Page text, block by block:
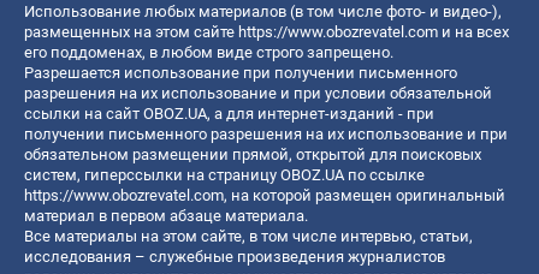
Использование любых материалов (в том числе фото- и видео-),
размещенных на этом сайте https://www.obozrevatel.com и на всех
его поддоменах, в любом виде строго запрещено.
Разрешается использование при получении письменного
разрешения на их использование и при условии обязательной
ссылки на сайт OBOZ.UA, а для интернет-изданий - при
получении письменного разрешения на их использование и при
обязательном размещении прямой, открытой для поисковых
систем, гиперссылки на страницу OBOZ.UA по ссылке
https://www.obozrevatel.com, на которой размещен оригинальный
материал в первом абзаце материала.
Все материалы на этом сайте, в том числе интервью, статьи,
исследования – служебные произведения журналистов